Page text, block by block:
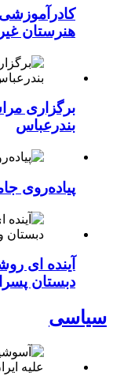
هنرستان
برگزاری
بندرعباس
پیاده‌روی
آینده ای
دبستان
سیاسی